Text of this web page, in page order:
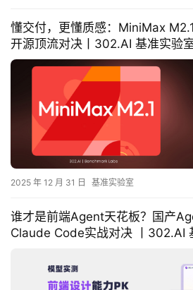
懂交付，更懂质感：MiniMax
开源顶流对决丨302.AI 基准实验
2025 年 12 月 31 日 基准实验室
谁才是前端Agent天花板？国产
Claude Code实战对决 丨302.AI